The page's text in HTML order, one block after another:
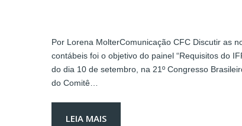
Por Lorena MolterComunicação CFC Discutir as
contábeis foi o objetivo do painel “Requisitos do
do dia 10 de setembro, na 21º Congresso
do Comitê…
LEIA MAIS